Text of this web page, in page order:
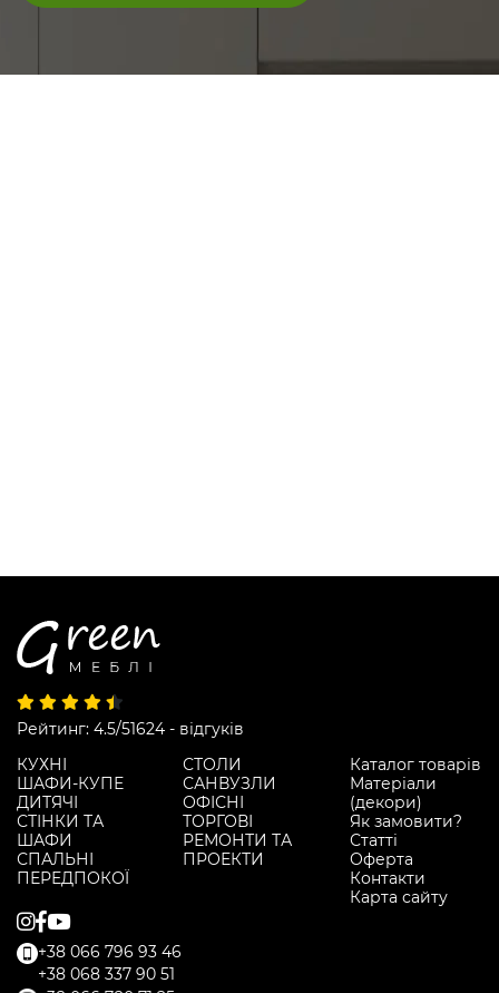
Рейтинг: 4.5/51624 - відгуків
КУХНІ
ШАФИ-КУПЕ
ДИТЯЧІ
СТІНКИ ТА
ШАФИ
СПАЛЬНІ
ПЕРЕДПОКОЇ
СТОЛИ
САНВУЗЛИ
ОФІСНІ
ТОРГОВІ
РЕМОНТИ ТА
ПРОЕКТИ
Каталог товарів
Матеріали
(декори)
Як замовити?
Статті
Оферта
Контакти
Карта сайту
+38 066 796 93 46
+38 068 337 90 51